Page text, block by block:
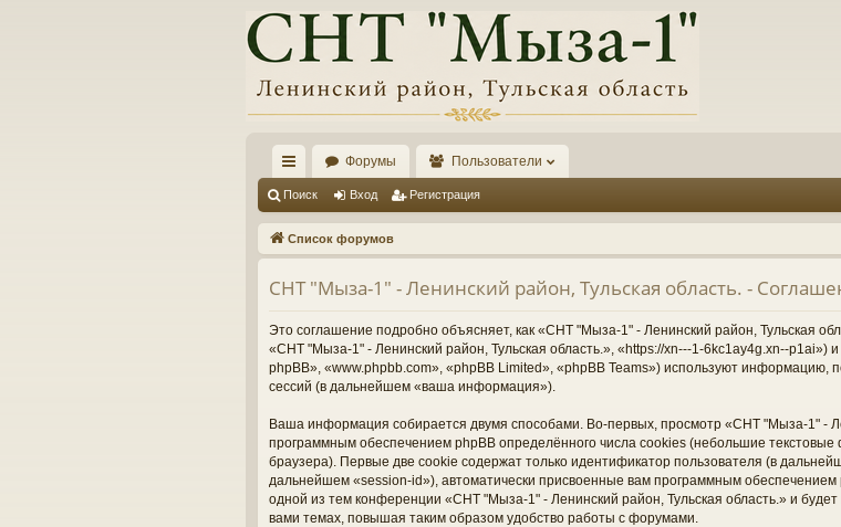
с
ы
лк
и
Форумы Пользователи
Поиск Вход Регистрация
Список форумов
СНТ "Мыза-1" - Ленинский район, Тульская область. -
Это соглашение подробно объясняет, как «СНТ "Мыза-1" - Ленинский район, Тульская
«СНТ "Мыза-1" - Ленинский район, Тульская область.», «https://xn---1-6kc1ay4g.xn--
phpBB», «www.phpbb.com», «phpBB Limited», «phpBB Teams») используют информацию,
сессий (в дальнейшем «ваша информация»).
Ваша информация собирается двумя способами. Во-первых, просмотр «СНТ "Мыза-1" -
программным обеспечением phpBB определённого числа cookies (небольшие
браузера). Первые две cookie содержат только идентификатор пользователя (в
дальнейшем «session-id»), автоматически присвоенные вам программным обеспечением
одной из тем конференции «СНТ "Мыза-1" - Ленинский район, Тульская область.» и
вами темах, повышая таким образом удобство работы с форумами.